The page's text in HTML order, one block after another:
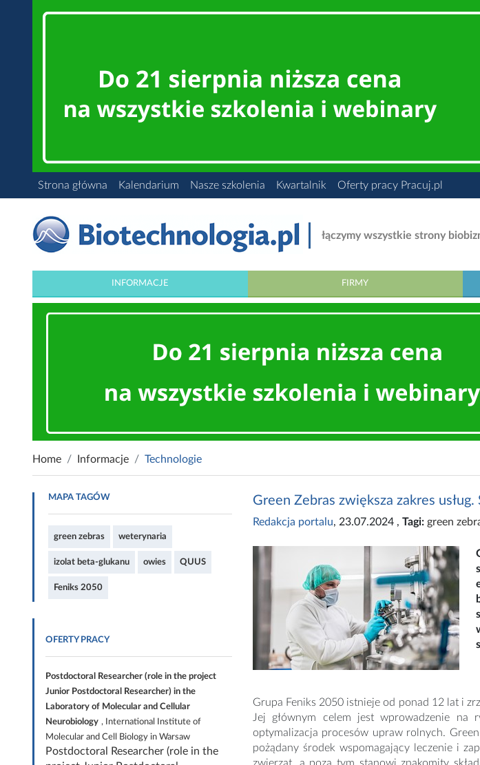
Strona główna Kalendarium Nasze szkolenia Kwartalnik Oferty pracy Pracuj.pl
łączymy wszystkie strony
INFORMACJE FIRMY
Home Informacje Technologie
MAPA TAGÓW
green zebras weterynaria
izolat beta-glukanu owies QUUS
Feniks 2050
OFERTY PRACY
Postdoctoral Researcher (role in the project
Junior Postdoctoral Researcher) in the
Laboratory of Molecular and Cellular
Neurobiology , International Institute of
Molecular and Cell Biology in Warsaw
Postdoctoral Researcher (role in the
Green Zebras zwiększa zakres
Redakcja portalu, 23.07.2024 , Tagi: green
Grupa Feniks 2050 istnieje od ponad 12 lat i
Jej głównym celem jest wprowadzenie na
optymalizacja procesów upraw rolnych.
pożądany środek wspomagający leczenie i